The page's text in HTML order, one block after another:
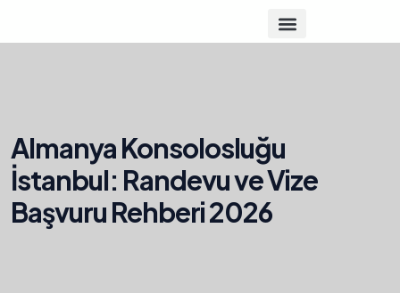
Almanya Konsolosluğu
İstanbul: Randevu ve Vize
Başvuru Rehberi 2026